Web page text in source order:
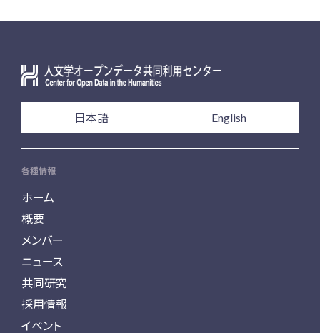
日本語 English
各種情報
ホーム
概要
メンバー
ニュース
共同研究
採用情報
イベント